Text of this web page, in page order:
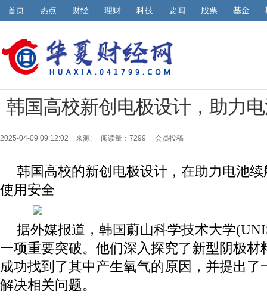
首页 热点 财经 理财 科技 要闻 股票 基金
韩国高校新创电极设计，助力
2025-04-09 09:12:02 来源: 阅读量：7299 会员投稿
韩国高校的新创电极设计，在助力电池
使用安全
据外媒报道，韩国蔚山科学技术大学
一项重要突破。他们深入探究了新型阴极材
成功找到了其中产生氧气的原因，并提出了
解决相关问题。